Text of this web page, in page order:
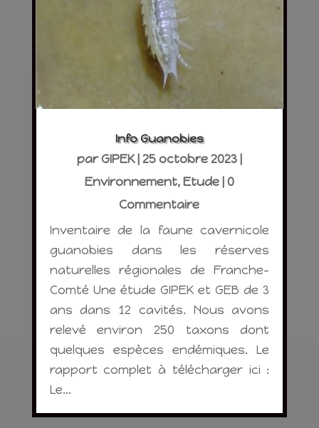
Info Guanobies
parGIPEK| 25 octobre 2023|
Environnement, Etude| 0
Commentaire
Inventaire de la faune cavernicole
guanobies dans les réserves
naturelles régionales de Franche-
Comté Une étude GIPEK et GEB de 3
ans dans 12 cavités. Nous avons
relevé environ 250 taxons dont
quelques espèces endémiques. Le
rapport complet à télécharger ici :
Le...